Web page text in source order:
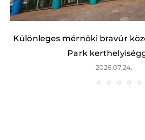
Különleges mérnöki bravúr
Park
2026.07.24.